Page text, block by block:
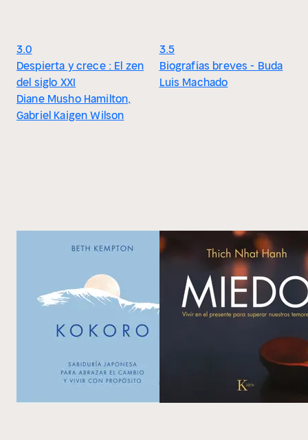
3.0
Despierta y crece : El zen
del siglo XXI
Diane Musho Hamilton,
Gabriel Kaigen Wilson
3.5
Biografías breves - Buda
Luis Machado